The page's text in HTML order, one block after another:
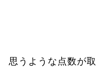
思うような点数が